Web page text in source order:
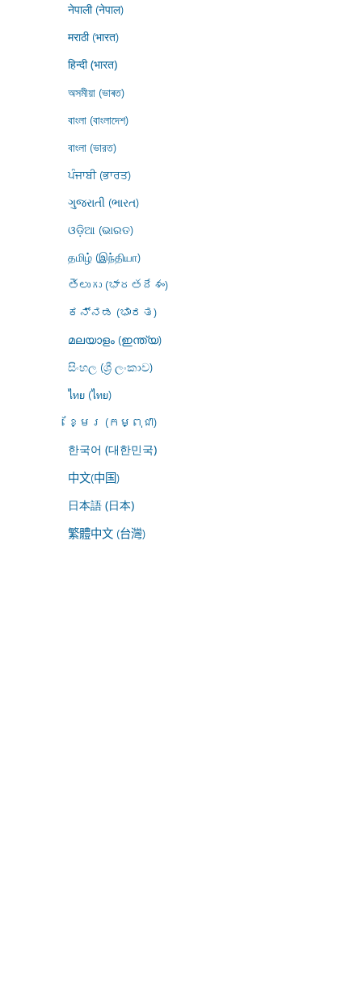
नेपाली (नेपाल)
मराठी (भारत)
हिन्दी (भारत)
অসমীয়া (ভাৰত)
বাংলা (বাংলাদেশ)
বাংলা (ভারত)
ਪੰਜਾਬੀ (ਭਾਰਤ)
ગુજરાતી (ભારત)
ଓଡ଼ିଆ (ଭାରତ)
தமிழ் (இந்தியா)
తెలుగు (భారతదేశం)
ಕನ್ನಡ (ಭಾರತ)
മലയാളം (ഇന്ത്യ)
සිංහල (ශ්‍රී ලංකාව)
ไทย (ไทย)
ខ្មែរ (កម្ពុជា)
한국어 (대한민국)
中文(中国)
日本語 (日本)
繁體中文 (台灣)